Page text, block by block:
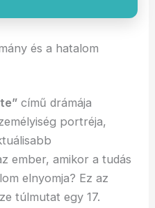
és a hatalom
című drámája
portréja,
ember, amikor a tudás
elnyomja? Ez az
túlmutat egy 17.